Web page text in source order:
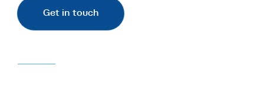
subtítulos disponibles en árabe, francés,
chino simplificado y español, lo que facilita
CC del reproductor de video para activar
Get in touch